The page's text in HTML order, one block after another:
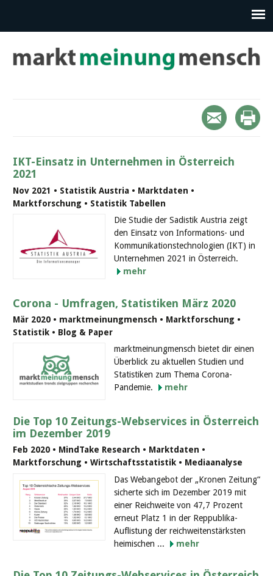
IKT-Einsatz in Unternehmen in Österreich
2021
Nov 2021 • Statistik Austria • Marktdaten •
Marktforschung • Statistik Tabellen
Die Studie der Sadistik Austria zeigt
den Einsatz von Informations- und
Kommunikationstechnologien (IKT) in
Unternehmen 2021 in Österreich.
mehr
Corona - Umfragen, Statistiken März 2020
Mär 2020 • marktmeinungmensch • Marktforschung •
Statistik • Blog & Paper
marktmeinungmensch bietet dir einen
Überblick zu aktuellen Studien und
Statistiken zum Thema Corona-
Pandemie.
mehr
Die Top 10 Zeitungs-Webservices in Österreich
im Dezember 2019
Feb 2020 • MindTake Research • Marktdaten •
Marktforschung • Wirtschaftsstatistik • Mediaanalyse
Das Webangebot der „Kronen Zeitung“
sicherte sich im Dezember 2019 mit
einer Reichweite von 47,7 Prozent
erneut Platz 1 in der Reppublika-
Auflistung der reichweitenstärksten
heimischen ...
mehr